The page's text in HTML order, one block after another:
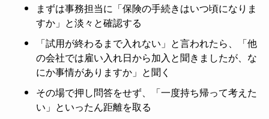
まずは事務担当に「保険の手続きはいつ頃になりま
すか」と淡々と確認する
「試用が終わるまで入れない」と言われたら、「他
の会社では雇い入れ日から加入と聞きましたが、な
にか事情がありますか」と聞く
その場で押し問答をせず、「一度持ち帰って考えた
い」といったん距離を取る